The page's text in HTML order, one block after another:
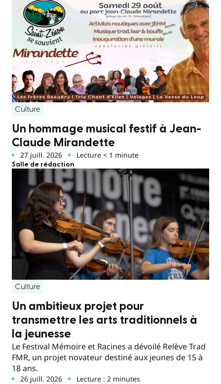
Culture
Un hommage musical festif à Jean-
Claude Mirandette
27 juill. 2026 Lecture < 1 minute
Salle de rédaction
Culture
Un ambitieux projet pour
transmettre les arts traditionnels à
la jeunesse
Le Festival Mémoire et Racines a dévoilé Relève Trad
FMR, un projet novateur destiné aux jeunes de 15 à
18 ans.
26 juill. 2026 Lecture : 2 minutes